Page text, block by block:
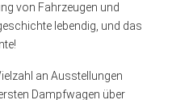
von Fahrzeugen und
lebendig, und das
an Ausstellungen
Dampfwagen über